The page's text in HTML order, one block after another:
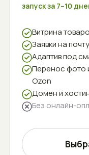
запуск за 7–10
Витрина
Заявки на
Адаптив под
Перенос фото
Ozon
Домен и
Без онлайн-